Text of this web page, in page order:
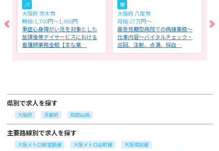
パ
大阪府 茨木市
時給:1,700円〜1,900円
重症心身障がい児を対象とした
放課後等デイサービスにおける
看護師業務全般【主な業…
常
大阪府 八尾市
月給:27万円～
亜急性期型病院での病棟業務～
仕事内容～バイタルチェック・
巡回、注射、点滴、採血…
県別で求人を探す
大阪府 京都府 和歌山県
主要路線別で求人を探す
大阪メトロ御堂筋線 大阪メトロ谷町線
大阪環状線